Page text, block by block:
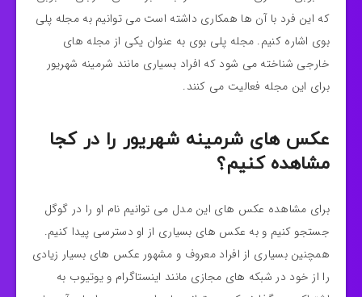
که این فرد با آن ها همکاری داشته است می توانیم به مجله پلی‌
بوی اشاره کنیم. مجله پلی بوی به عنوان یکی از مجله های
خارجی شناخته می شود که افراد بسیاری مانند شرمینه شهریور
برای این مجله فعالیت می کنند.
عکس های شرمینه شهریور را در کجا
مشاهده کنیم؟
برای مشاهده عکس های این مدل می توانیم نام او را در گوگل
جستجو کنیم و به عکس های بسیاری از او دسترسی پیدا کنیم.
همچنین بسیاری از افراد معروف و مشهور عکس های بسیار زیادی
را از خود در شبکه های مجازی مانند اینستاگرام و یوتیوب به